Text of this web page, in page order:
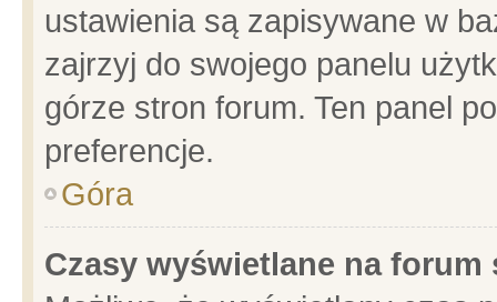
ustawienia są zapisywane w
zajrzyj do swojego panelu
górze stron forum. Ten panel
preferencje.
Góra
Czasy wyświetlane na forum